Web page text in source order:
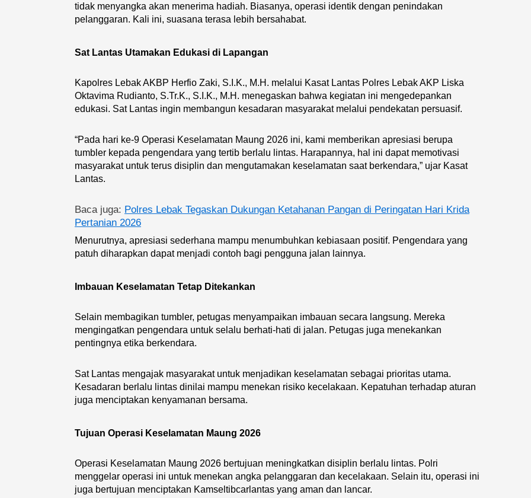
tidak menyangka akan menerima hadiah. Biasanya, operasi identik dengan penindakan
pelanggaran. Kali ini, suasana terasa lebih bersahabat.
Sat Lantas Utamakan Edukasi di Lapangan
Kapolres Lebak AKBP Herfio Zaki, S.I.K., M.H. melalui Kasat Lantas Polres Lebak AKP Liska
Oktavima Rudianto, S.Tr.K., S.I.K., M.H. menegaskan bahwa kegiatan ini mengedepankan
edukasi. Sat Lantas ingin membangun kesadaran masyarakat melalui pendekatan persuasif.
“Pada hari ke-9 Operasi Keselamatan Maung 2026 ini, kami memberikan apresiasi berupa
tumbler kepada pengendara yang tertib berlalu lintas. Harapannya, hal ini dapat memotivasi
masyarakat untuk terus disiplin dan mengutamakan keselamatan saat berkendara,” ujar Kasat
Lantas.
Baca juga: Polres Lebak Tegaskan Dukungan Ketahanan Pangan di Peringatan Hari Krida
Pertanian 2026
Menurutnya, apresiasi sederhana mampu menumbuhkan kebiasaan positif. Pengendara yang
patuh diharapkan dapat menjadi contoh bagi pengguna jalan lainnya.
Imbauan Keselamatan Tetap Ditekankan
Selain membagikan tumbler, petugas menyampaikan imbauan secara langsung. Mereka
mengingatkan pengendara untuk selalu berhati-hati di jalan. Petugas juga menekankan
pentingnya etika berkendara.
Sat Lantas mengajak masyarakat untuk menjadikan keselamatan sebagai prioritas utama.
Kesadaran berlalu lintas dinilai mampu menekan risiko kecelakaan. Kepatuhan terhadap aturan
juga menciptakan kenyamanan bersama.
Tujuan Operasi Keselamatan Maung 2026
Operasi Keselamatan Maung 2026 bertujuan meningkatkan disiplin berlalu lintas. Polri
menggelar operasi ini untuk menekan angka pelanggaran dan kecelakaan. Selain itu, operasi ini
juga bertujuan menciptakan Kamseltibcarlantas yang aman dan lancar.